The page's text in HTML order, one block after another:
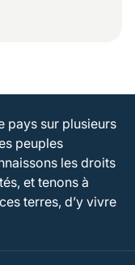
pays sur plusieurs
peuples
les droits
et tenons à
terres, d’y vivre